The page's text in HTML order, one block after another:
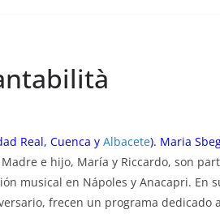
Real, Cuenca y Albacete). Maria
Madre e hijo, María y Riccardo, son
musical en Nápoles y Anacapri. En
frecen un programa dedicado